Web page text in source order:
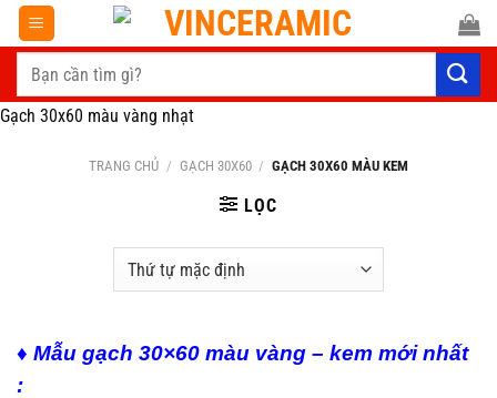
Chuyển
đến
dung
Tìm
kiếm:
Gạch 30x60 màu vàng nhạt
TRANG CHỦ / GẠCH 30X60 / GẠCH 30X60 MÀU KEM
LỌC
♦ Mẫu gạch 30×60 màu vàng – kem mới nhất
: